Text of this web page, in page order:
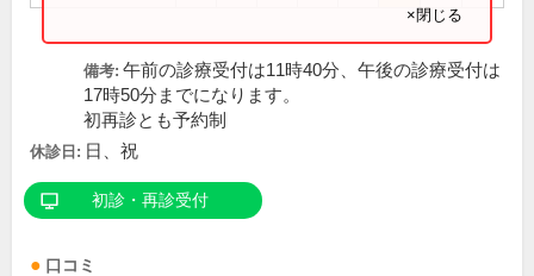
×閉じる
備考: 午前の診療受付は11時40分、午後の診療受付は
17時50分までになります。
初再診とも予約制
休診日: 日、祝
初診・再診受付
口コミ